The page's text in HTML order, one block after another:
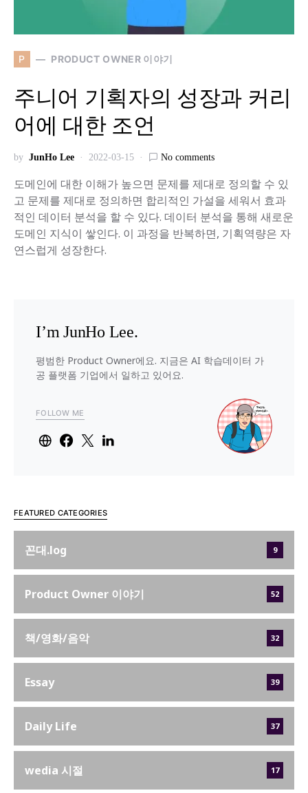
P PRODUCT OWNER 이야기
주니어 기획자의 성장과 커리
어에 대한 조언
by JunHo Lee 2022-03-15 No comments
도메인에 대한 이해가 높으면 문제를 제대로 정의할 수 있
고 문제를 제대로 정의하면 합리적인 가설을 세워서 효과
적인 데이터 분석을 할 수 있다. 데이터 분석을 통해 새로운
도메인 지식이 쌓인다. 이 과정을 반복하면, 기획역량은 자
연스럽게 성장한다.
I’m JunHo Lee.
평범한 Product Owner에요. 지금은 AI 학습데이터 가
공 플랫폼 기업에서 일하고 있어요.
FOLLOW ME
FEATURED CATEGORIES
꼰대.log 9
Product Owner 이야기 52
책/영화/음악 32
Essay 39
Daily Life 37
wedia 시절 17